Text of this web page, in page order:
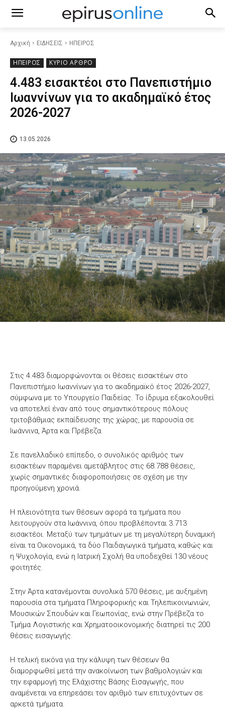
Αρχική ΕΙΔΗΣΕΙΣ ΗΠΕΙΡΟΣ
ΗΠΕΙΡΟΣ ΚΥΡΙΟ ΑΡΘΡΟ
4.483 εισακτέοι στο Πανεπιστήμιο
Ιωαννίνων για το ακαδημαϊκό έτος
2026-2027
13.05.2026
Στις 4.483 διαμορφώνονται οι θέσεις εισακτέων στο
Πανεπιστήμιο Ιωαννίνων για το ακαδημαϊκό έτος 2026-2027,
σύμφωνα με το Υπουργείο Παιδείας. Το ίδρυμα εξακολουθεί
να αποτελεί έναν από τους σημαντικότερους πόλους
τριτοβάθμιας εκπαίδευσης της χώρας, με παρουσία σε
Ιωάννινα, Άρτα και Πρέβεζα.
Σε πανελλαδικό επίπεδο, ο συνολικός αριθμός των
εισακτέων παραμένει αμετάβλητος στις 68.788 θέσεις,
χωρίς σημαντικές διαφοροποιήσεις σε σχέση με την
προηγούμενη χρονιά.
Η πλειονότητα των θέσεων αφορά τα τμήματα που
λειτουργούν στα Ιωάννινα, όπου προβλέπονται 3.713
εισακτέοι. Μεταξύ των τμημάτων με τη μεγαλύτερη δυναμική
είναι τα Οικονομικά, τα δύο Παιδαγωγικά τμήματα, καθώς και
η Ψυχολογία, ενώ η Ιατρική Σχολή θα υποδεχθεί 130 νέους
φοιτητές.
Στην Άρτα κατανέμονται συνολικά 570 θέσεις, με αυξημένη
παρουσία στα τμήματα Πληροφορικής και Τηλεπικοινωνιών,
Μουσικών Σπουδών και Γεωπονίας, ενώ στην Πρέβεζα το
Τμήμα Λογιστικής και Χρηματοοικονομικής διατηρεί τις 200
θέσεις εισαγωγής.
Η τελική εικόνα για την κάλυψη των θέσεων θα
διαμορφωθεί μετά την ανακοίνωση των βαθμολογιών και
την εφαρμογή της Ελάχιστης Βάσης Εισαγωγής, που
αναμένεται να επηρεάσει τον αριθμό των επιτυχόντων σε
αρκετά τμήματα.